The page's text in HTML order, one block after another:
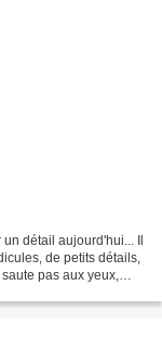
détail aujourd'hui... Il
de petits détails,
pas aux yeux,